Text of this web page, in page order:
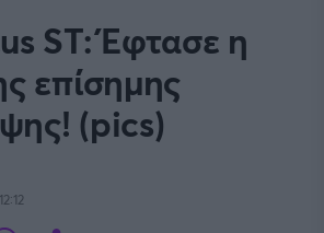
ST: Έφτασε η
επίσημης
(pics)